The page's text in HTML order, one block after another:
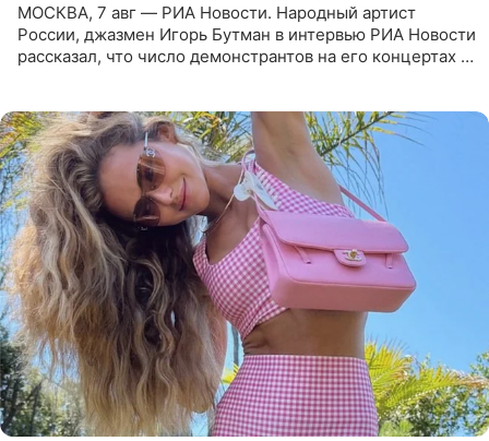
МОСКВА, 7 авг — РИА Новости. Народный артист
России, джазмен Игорь Бутман в интервью РИА Новости
рассказал, что число демонстрантов на его концертах в